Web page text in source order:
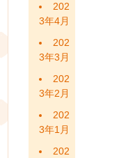
202
3年4月
202
3年3月
202
3年2月
202
3年1月
202